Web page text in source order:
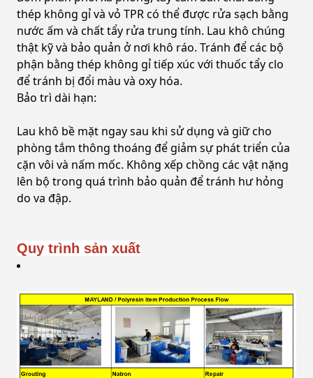
thép không gỉ và vỏ TPR có thể được rửa sạch bằng
nước ấm và chất tẩy rửa trung tính. Lau khô chúng
thật kỹ và bảo quản ở nơi khô ráo. Tránh để các bộ
phận bằng thép không gỉ tiếp xúc với thuốc tẩy clo
để tránh bị đổi màu và oxy hóa.
Bảo trì dài hạn:
Lau khô bề mặt ngay sau khi sử dụng và giữ cho
phòng tắm thông thoáng để giảm sự phát triển của
cặn vôi và nấm mốc. Không xếp chồng các vật nặng
lên bộ trong quá trình bảo quản để tránh hư hỏng
do va đập.
Quy trình sản xuất